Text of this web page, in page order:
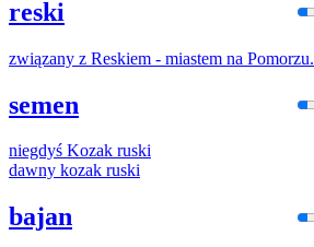
reski
związany z Reskiem - miastem na Pomorzu.
semen
niegdyś Kozak ruski
dawny kozak ruski
bajan